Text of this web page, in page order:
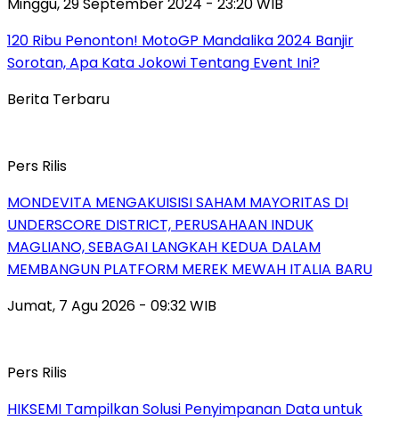
Minggu, 29 September 2024 - 23:20 WIB
120 Ribu Penonton! MotoGP Mandalika 2024 Banjir
Sorotan, Apa Kata Jokowi Tentang Event Ini?
Berita Terbaru
Pers Rilis
MONDEVITA MENGAKUISISI SAHAM MAYORITAS DI
UNDERSCORE DISTRICT, PERUSAHAAN INDUK
MAGLIANO, SEBAGAI LANGKAH KEDUA DALAM
MEMBANGUN PLATFORM MEREK MEWAH ITALIA BARU
Jumat, 7 Agu 2026 - 09:32 WIB
Pers Rilis
HIKSEMI Tampilkan Solusi Penyimpanan Data untuk